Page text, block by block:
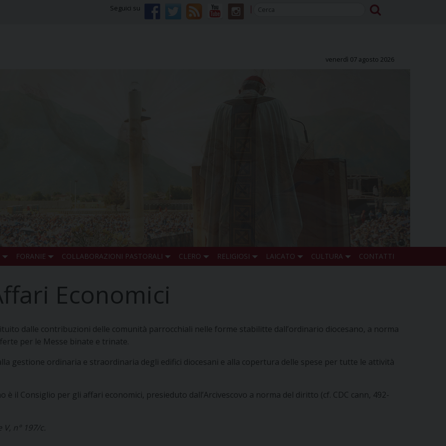
Seguici su
venerdì 07 agosto 2026
FORANIE COLLABORAZIONI PASTORALI CLERO RELIGIOSI LAICATO CULTURA CONTATTI
Economici
dalle contribuzioni delle comunità parrocchiali nelle forme stabilitte dall’ordinario diocesano, a norma
per le Messe binate e trinate.
gestione ordinaria e straordinaria degli edifici diocesani e alla copertura delle spese per tutte le attività
il Consiglio per gli affari economici, presieduto dall’Arcivescovo a norma del diritto (cf. CDC cann, 492-
n° 197/c.